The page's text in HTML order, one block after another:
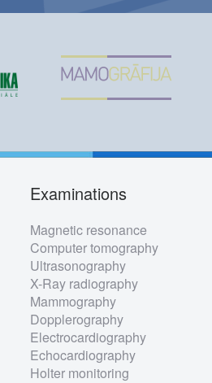
Examinations
Magnetic resonance
Computer tomography
Ultrasonography
X-Ray radiography
Mammography
Dopplerography
Electrocardiography
Echocardiography
Holter monitoring